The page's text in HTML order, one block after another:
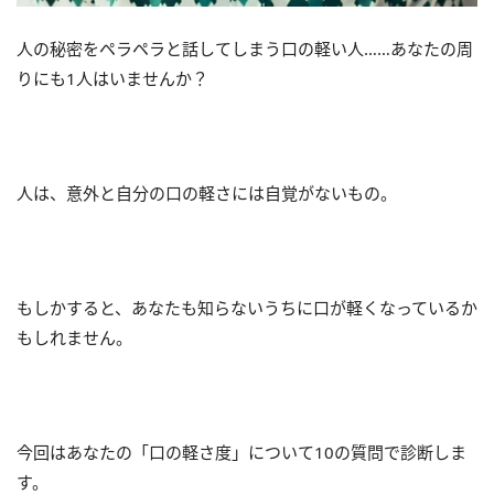
人の秘密をペラペラと話してしまう口の軽い人……あなたの周
りにも1 人はいませんか？
人は、意外と自分の口の軽さには自覚がないもの。
もしかすると、あなたも知らないうちに口が軽くなっているか
もしれません。
今回はあなたの「口の軽さ度」について10の質問で診断しま
す。